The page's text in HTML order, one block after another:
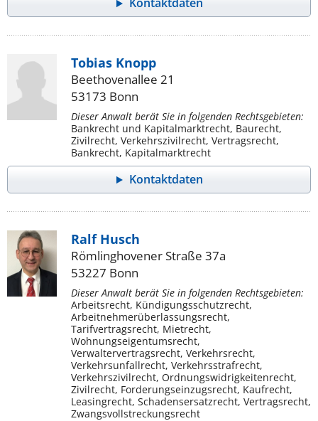
Tobias Knopp
Beethovenallee 21
53173 Bonn
Dieser Anwalt berät Sie in folgenden Rechtsgebieten:
Bankrecht und Kapitalmarktrecht, Baurecht,
Zivilrecht, Verkehrszivilrecht, Vertragsrecht,
Bankrecht, Kapitalmarktrecht
Kontaktdaten
Ralf Husch
Römlinghovener Straße 37a
53227 Bonn
Dieser Anwalt berät Sie in folgenden Rechtsgebieten:
Arbeitsrecht, Kündigungsschutzrecht,
Arbeitnehmerüberlassungsrecht,
Tarifvertragsrecht, Mietrecht,
Wohnungseigentumsrecht,
Verwaltervertragsrecht, Verkehrsrecht,
Verkehrsunfallrecht, Verkehrsstrafrecht,
Verkehrszivilrecht, Ordnungswidrigkeitenrecht,
Zivilrecht, Forderungseinzugsrecht, Kaufrecht,
Leasingrecht, Schadensersatzrecht, Vertragsrecht,
Zwangsvollstreckungsrecht